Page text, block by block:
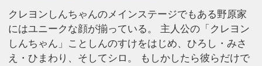
クレヨンしんちゃんのメインステージでもある野原家
にはユニークな顔が揃っている。 主人公の「クレヨン
しんちゃん」ことしんのすけをはじめ、ひろし・みさ
え・ひまわり、そしてシロ。 もしかしたら彼らだけで